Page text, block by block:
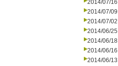
2014/07/16
2014/07/09
2014/07/02
2014/06/25
2014/06/18
2014/06/16
2014/06/13